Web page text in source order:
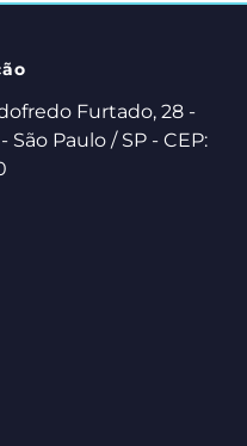
Furtado, 28 -
São Paulo / SP - CEP: